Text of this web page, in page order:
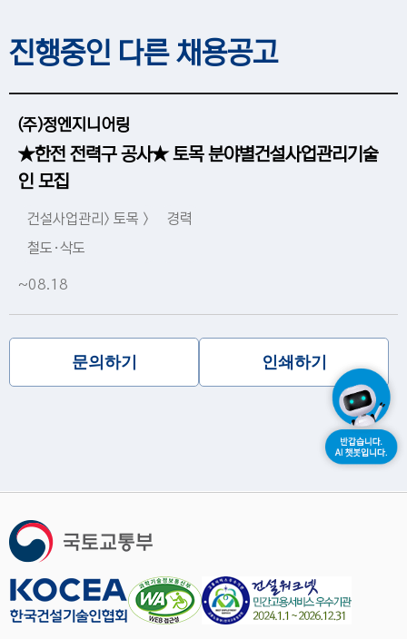
진행중인 다른 채용공고
(주)정엔지니어링
★한전 전력구 공사★ 토목 분야별건설사업관리기술
인 모집
건설사업관리> 토목 >
철도·삭도
경력
~08.18
문의하기 인쇄하기